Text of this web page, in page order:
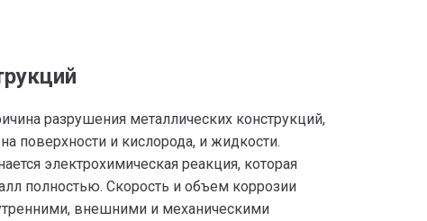
разрушения металлических конструкций,
поверхности и кислорода, и жидкости.
электрохимическая реакция, которая
полностью. Скорость и объем коррозии
внешними и механическими